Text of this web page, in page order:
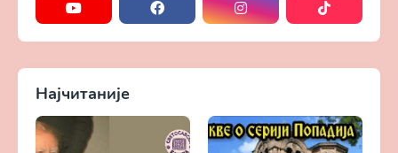
Најчитаније